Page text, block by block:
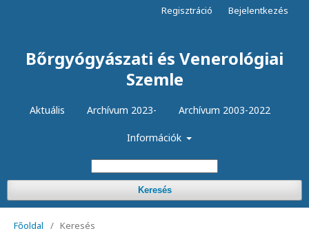
Bőrgyógyászati és Venerológiai
Szemle
Aktuális Archívum 2023- Archívum 2003-2022
Információk
Keresés
Regisztráció Bejelentkezés
Főoldal / Keresés